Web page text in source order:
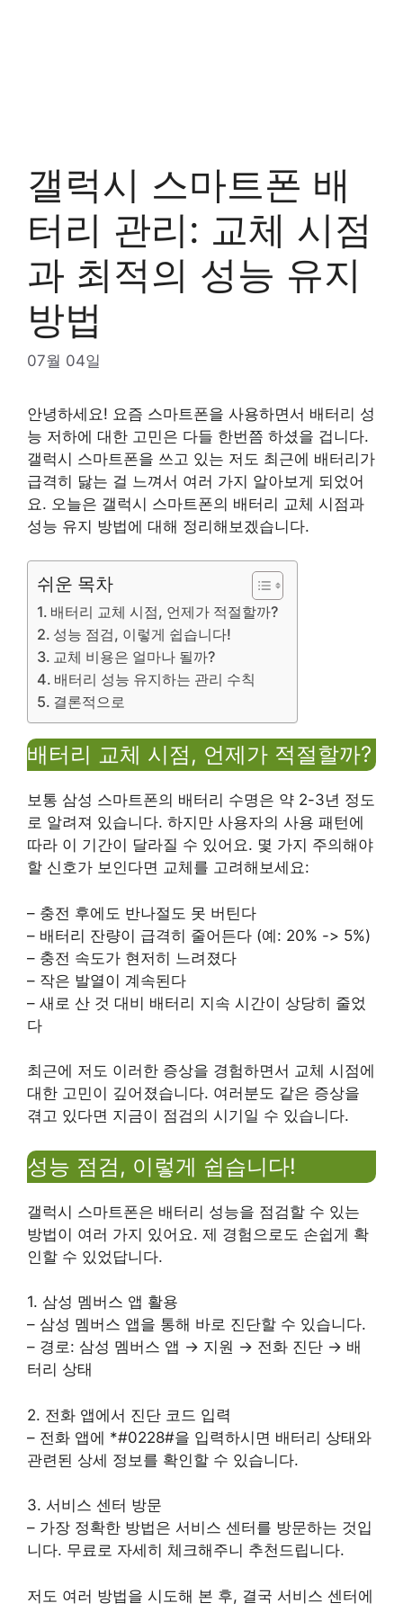
갤럭시 스마트폰 배
터리 관리: 교체 시점
과 최적의 성능 유지
방법
07월 04일
안녕하세요! 요즘 스마트폰을 사용하면서 배터리 성
능 저하에 대한 고민은 다들 한번쯤 하셨을 겁니다.
갤럭시 스마트폰을 쓰고 있는 저도 최근에 배터리가
급격히 닳는 걸 느껴서 여러 가지 알아보게 되었어
요. 오늘은 갤럭시 스마트폰의 배터리 교체 시점과
성능 유지 방법에 대해 정리해보겠습니다.
쉬운 목차
배터리 교체 시점, 언제가 적절할까?
성능 점검, 이렇게 쉽습니다!
교체 비용은 얼마나 될까?
배터리 성능 유지하는 관리 수칙
결론적으로
배터리 교체 시점, 언제가 적절할까?
보통 삼성 스마트폰의 배터리 수명은 약 2-3년 정도
로 알려져 있습니다. 하지만 사용자의 사용 패턴에
따라 이 기간이 달라질 수 있어요. 몇 가지 주의해야
할 신호가 보인다면 교체를 고려해보세요:
– 충전 후에도 반나절도 못 버틴다
– 배터리 잔량이 급격히 줄어든다 (예: 20% -> 5%)
– 충전 속도가 현저히 느려졌다
– 작은 발열이 계속된다
– 새로 산 것 대비 배터리 지속 시간이 상당히 줄었
다
최근에 저도 이러한 증상을 경험하면서 교체 시점에
대한 고민이 깊어졌습니다. 여러분도 같은 증상을
겪고 있다면 지금이 점검의 시기일 수 있습니다.
성능 점검, 이렇게 쉽습니다!
갤럭시 스마트폰은 배터리 성능을 점검할 수 있는
방법이 여러 가지 있어요. 제 경험으로도 손쉽게 확
인할 수 있었답니다.
1. 삼성 멤버스 앱 활용
– 삼성 멤버스 앱을 통해 바로 진단할 수 있습니다.
– 경로: 삼성 멤버스 앱 → 지원 → 전화 진단 → 배
터리 상태
2. 전화 앱에서 진단 코드 입력
– 전화 앱에 *#0228#을 입력하시면 배터리 상태와
관련된 상세 정보를 확인할 수 있습니다.
3. 서비스 센터 방문
– 가장 정확한 방법은 서비스 센터를 방문하는 것입
니다. 무료로 자세히 체크해주니 추천드립니다.
저도 여러 방법을 시도해 본 후, 결국 서비스 센터에